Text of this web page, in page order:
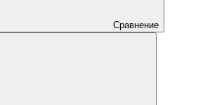
Сравнение